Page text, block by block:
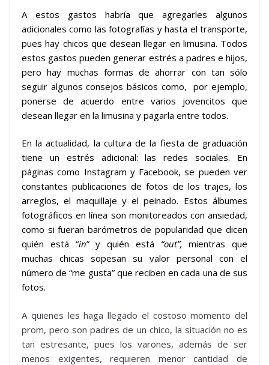
A estos gastos habría que agregarles algunos
adicionales como las fotografías y hasta el transporte,
pues hay chicos que desean llegar en limusina. Todos
estos gastos pueden generar estrés a padres e hijos,
pero hay muchas formas de ahorrar con tan sólo
seguir algunos consejos básicos como, por ejemplo,
ponerse de acuerdo entre varios jovencitos que
desean llegar en la limusina y pagarla entre todos.
En la actualidad, la cultura de la fiesta de graduación
tiene un estrés adicional: las redes sociales. En
páginas como Instagram y Facebook, se pueden ver
constantes publicaciones de fotos de los trajes, los
arreglos, el maquillaje y el peinado. Estos álbumes
fotográficos en línea son monitoreados con ansiedad,
como si fueran barómetros de popularidad que dicen
quién está “in” y quién está “out”, mientras que
muchas chicas sopesan su valor personal con el
número de “me gusta” que reciben en cada una de sus
fotos.
A quienes les haga llegado el costoso momento del
prom, pero son padres de un chico, la situación no es
tan estresante, pues los varones, además de ser
menos exigentes, requieren menor cantidad de